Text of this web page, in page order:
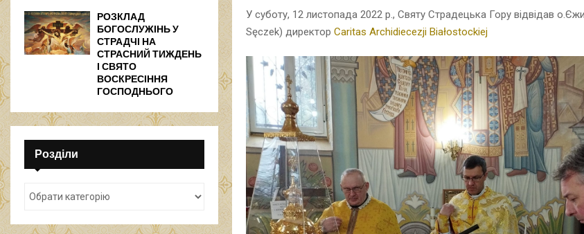
У суботу, 12 листопада 2022 р., Святу Страдецька Гору відвідав
Sęczek) директор Caritas Archidiecezji Białostockiej
РОЗКЛАД
БОГОСЛУЖІНЬ У
СТРАДЧІ НА
СТРАСНИЙ ТИЖДЕНЬ
І СВЯТО
ВОСКРЕСІННЯ
ГОСПОДНЬОГО
Розділи